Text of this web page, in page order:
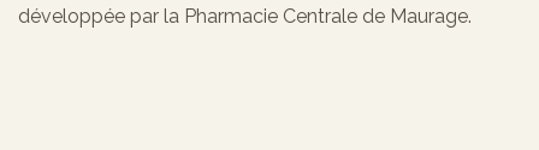
développée par la Pharmacie Centrale de Maurage.